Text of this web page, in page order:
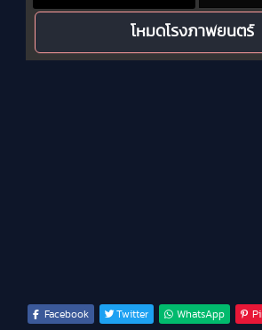
โหมดโรงภาพยนตร์
Facebook Twitter WhatsApp